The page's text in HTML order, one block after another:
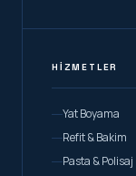
HIZMETLER
Yat Boyama
Refit & Bakim
Pasta & Polisaj